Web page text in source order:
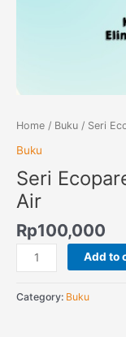
Home / Buku / Seri
Buku
Seri
Air
Rp100,000
Add to
Category: Buku